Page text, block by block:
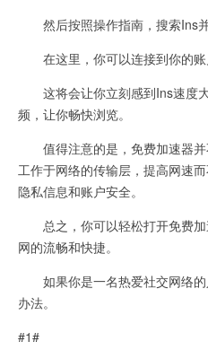
然后按照操作指南，搜索Ins并
在这里，你可以连接到你的账
这将会让你立刻感到Ins速度
频，让你畅快浏览。
值得注意的是，免费加速器并
工作于网络的传输层，提高网速
隐私信息和账户安全。
总之，你可以轻松打开免费加
网的流畅和快捷。
如果你是一名热爱社交网络的
办法。
#1#